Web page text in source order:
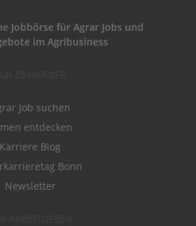
Jobbörse für Agrar Jobs und
im Agribusiness
Job suchen
entdecken
Karriere Blog
Bonn
Newsletter